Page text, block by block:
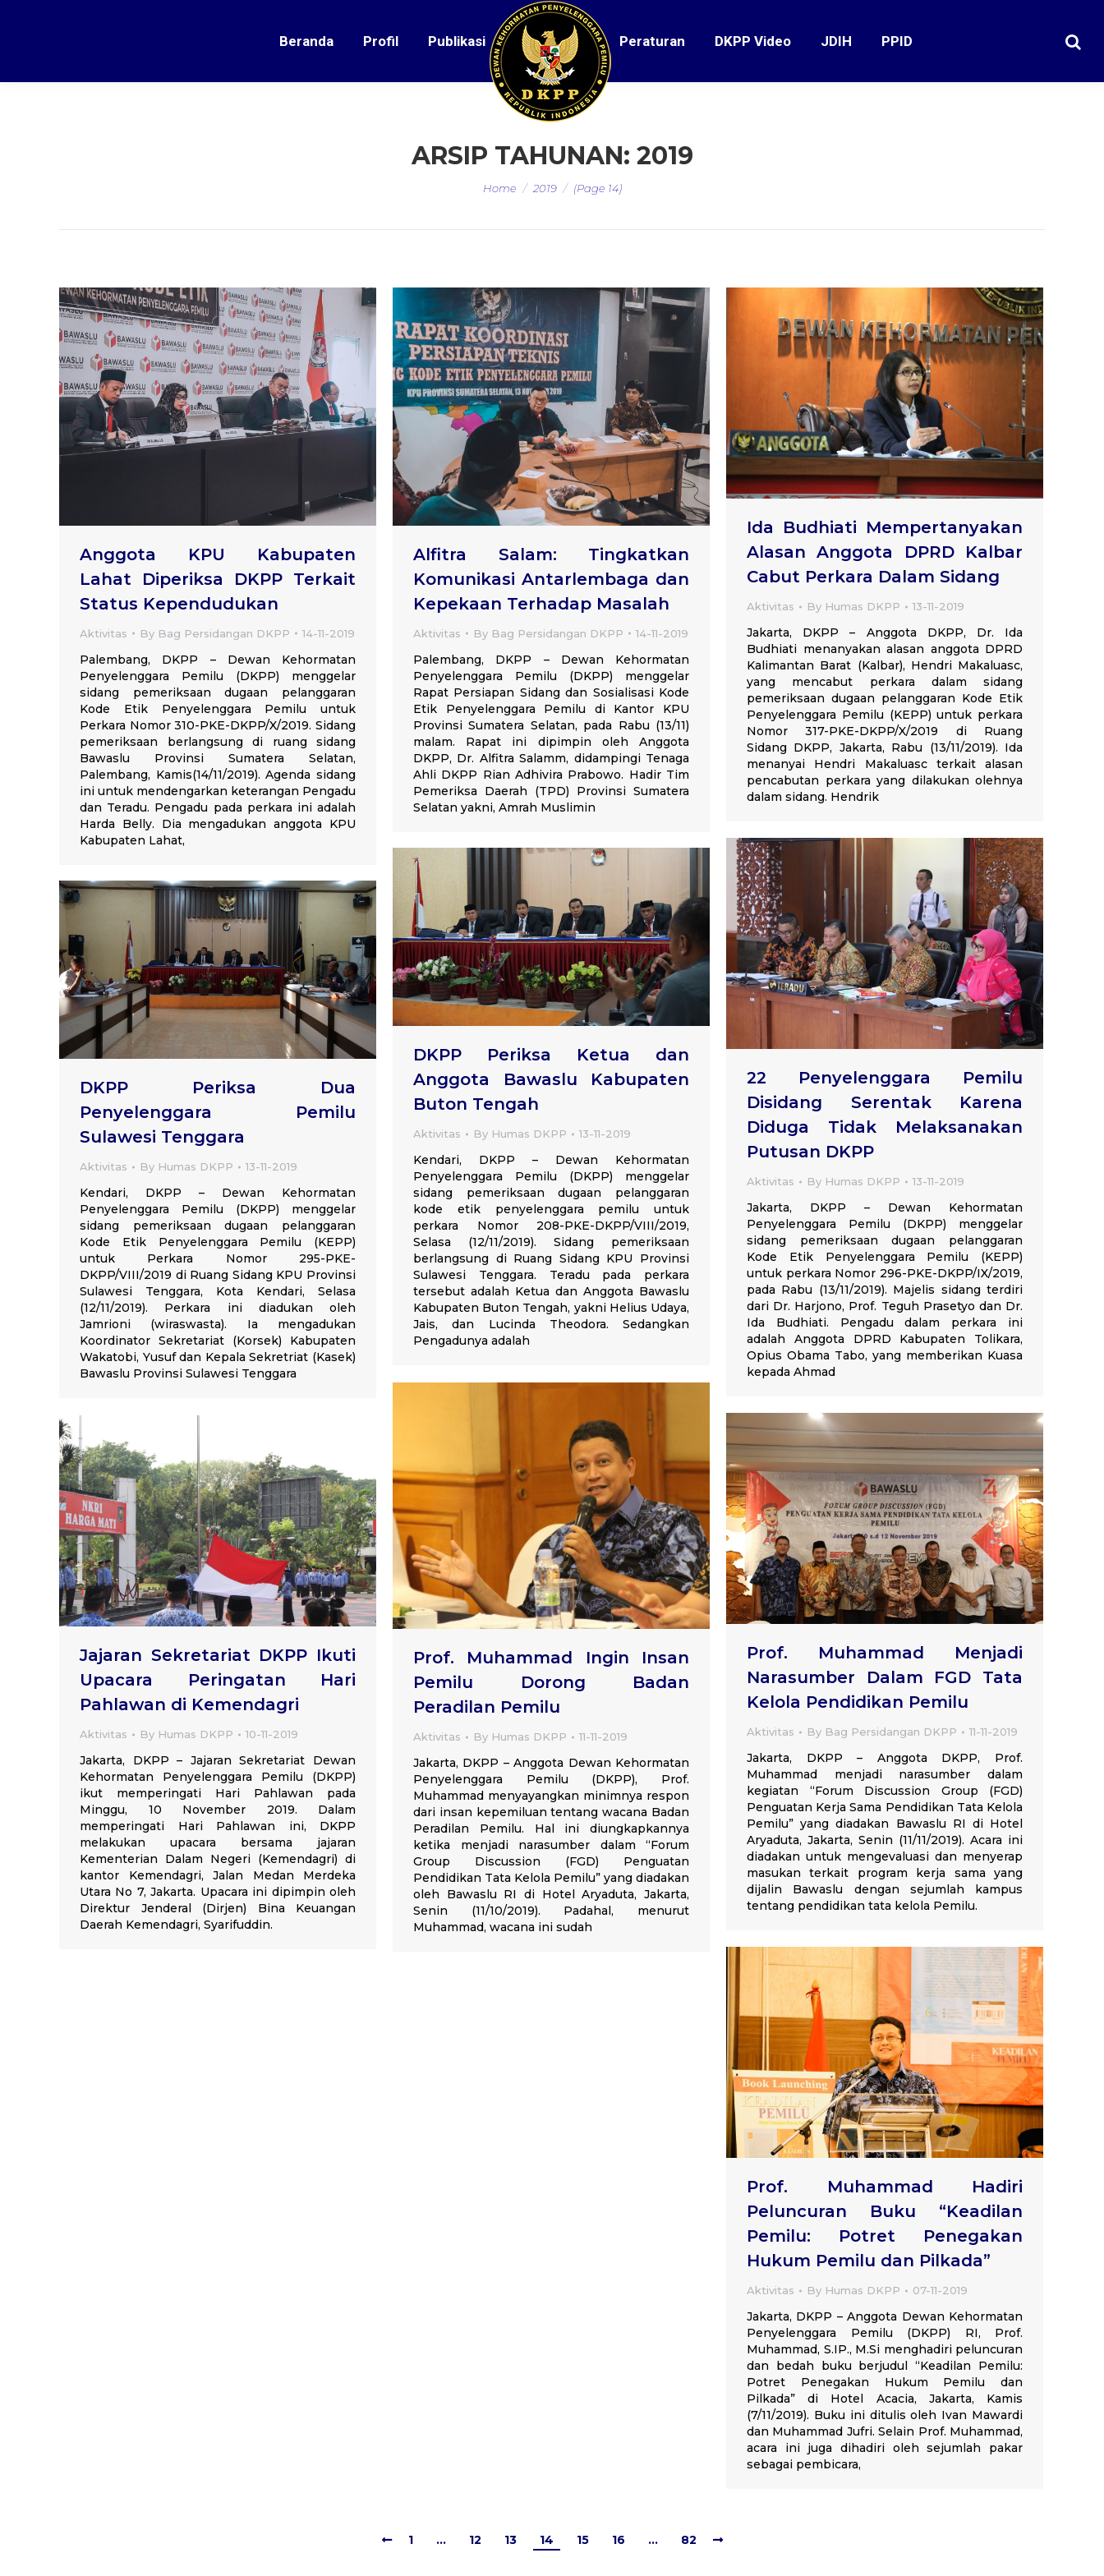
Beranda Profil Publikasi Peraturan DKPP Video JDIH PPID
ARSIP TAHUNAN: 2019
You are here:
Home 2019 (Page 14)
Anggota KPU Kabupaten
Lahat Diperiksa DKPP Terkait
Status Kependudukan
Aktivitas By Bag Persidangan DKPP 14-11-2019
Palembang, DKPP – Dewan Kehormatan
Penyelenggara Pemilu (DKPP) menggelar
sidang pemeriksaan dugaan pelanggaran
Kode Etik Penyelenggara Pemilu untuk
Perkara Nomor 310-PKE-DKPP/X/2019. Sidang
pemeriksaan berlangsung di ruang sidang
Bawaslu Provinsi Sumatera Selatan,
Palembang, Kamis(14/11/2019). Agenda sidang
ini untuk mendengarkan keterangan Pengadu
dan Teradu. Pengadu pada perkara ini adalah
Harda Belly. Dia mengadukan anggota KPU
Kabupaten Lahat,
Alfitra Salam: Tingkatkan
Komunikasi Antarlembaga dan
Kepekaan Terhadap Masalah
Aktivitas By Bag Persidangan DKPP 14-11-2019
Palembang, DKPP – Dewan Kehormatan
Penyelenggara Pemilu (DKPP) menggelar
Rapat Persiapan Sidang dan Sosialisasi Kode
Etik Penyelenggara Pemilu di Kantor KPU
Provinsi Sumatera Selatan, pada Rabu (13/11)
malam. Rapat ini dipimpin oleh Anggota
DKPP, Dr. Alfitra Salamm, didampingi Tenaga
Ahli DKPP Rian Adhivira Prabowo. Hadir Tim
Pemeriksa Daerah (TPD) Provinsi Sumatera
Selatan yakni, Amrah Muslimin
Ida Budhiati Mempertanyakan
Alasan Anggota DPRD Kalbar
Cabut Perkara Dalam Sidang
Aktivitas By Humas DKPP 13-11-2019
Jakarta, DKPP – Anggota DKPP, Dr. Ida
Budhiati menanyakan alasan anggota DPRD
Kalimantan Barat (Kalbar), Hendri Makaluasc,
yang mencabut perkara dalam sidang
pemeriksaan dugaan pelanggaran Kode Etik
Penyelenggara Pemilu (KEPP) untuk perkara
Nomor 317-PKE-DKPP/X/2019 di Ruang
Sidang DKPP, Jakarta, Rabu (13/11/2019). Ida
menanyai Hendri Makaluasc terkait alasan
pencabutan perkara yang dilakukan olehnya
dalam sidang. Hendrik
22 Penyelenggara Pemilu
Disidang Serentak Karena
Diduga Tidak Melaksanakan
Putusan DKPP
Aktivitas By Humas DKPP 13-11-2019
Jakarta, DKPP – Dewan Kehormatan
Penyelenggara Pemilu (DKPP) menggelar
sidang pemeriksaan dugaan pelanggaran
Kode Etik Penyelenggara Pemilu (KEPP)
untuk perkara Nomor 296-PKE-DKPP/IX/2019,
pada Rabu (13/11/2019). Majelis sidang terdiri
dari Dr. Harjono, Prof. Teguh Prasetyo dan Dr.
Ida Budhiati. Pengadu dalam perkara ini
adalah Anggota DPRD Kabupaten Tolikara,
Opius Obama Tabo, yang memberikan Kuasa
kepada Ahmad
DKPP Periksa Ketua dan
Anggota Bawaslu Kabupaten
Buton Tengah
Aktivitas By Humas DKPP 13-11-2019
Kendari, DKPP – Dewan Kehormatan
Penyelenggara Pemilu (DKPP) menggelar
sidang pemeriksaan dugaan pelanggaran
kode etik penyelenggara pemilu untuk
perkara Nomor 208-PKE-DKPP/VIII/2019,
Selasa (12/11/2019). Sidang pemeriksaan
berlangsung di Ruang Sidang KPU Provinsi
Sulawesi Tenggara. Teradu pada perkara
tersebut adalah Ketua dan Anggota Bawaslu
Kabupaten Buton Tengah, yakni Helius Udaya,
Jais, dan Lucinda Theodora. Sedangkan
Pengadunya adalah
DKPP Periksa Dua
Penyelenggara Pemilu
Sulawesi Tenggara
Aktivitas By Humas DKPP 13-11-2019
Kendari, DKPP – Dewan Kehormatan
Penyelenggara Pemilu (DKPP) menggelar
sidang pemeriksaan dugaan pelanggaran
Kode Etik Penyelenggara Pemilu (KEPP)
untuk Perkara Nomor 295-PKE-
DKPP/VIII/2019 di Ruang Sidang KPU Provinsi
Sulawesi Tenggara, Kota Kendari, Selasa
(12/11/2019). Perkara ini diadukan oleh
Jamrioni (wiraswasta). Ia mengadukan
Koordinator Sekretariat (Korsek) Kabupaten
Wakatobi, Yusuf dan Kepala Sekretriat (Kasek)
Bawaslu Provinsi Sulawesi Tenggara
Prof. Muhammad Ingin Insan
Pemilu Dorong Badan
Peradilan Pemilu
Aktivitas By Humas DKPP 11-11-2019
Jakarta, DKPP – Anggota Dewan Kehormatan
Penyelenggara Pemilu (DKPP), Prof.
Muhammad menyayangkan minimnya respon
dari insan kepemiluan tentang wacana Badan
Peradilan Pemilu. Hal ini diungkapkannya
ketika menjadi narasumber dalam “Forum
Group Discussion (FGD) Penguatan
Pendidikan Tata Kelola Pemilu” yang diadakan
oleh Bawaslu RI di Hotel Aryaduta, Jakarta,
Senin (11/10/2019). Padahal, menurut
Muhammad, wacana ini sudah
Prof. Muhammad Menjadi
Narasumber Dalam FGD Tata
Kelola Pendidikan Pemilu
Aktivitas By Bag Persidangan DKPP 11-11-2019
Jakarta, DKPP – Anggota DKPP, Prof.
Muhammad menjadi narasumber dalam
kegiatan “Forum Discussion Group (FGD)
Penguatan Kerja Sama Pendidikan Tata Kelola
Pemilu” yang diadakan Bawaslu RI di Hotel
Aryaduta, Jakarta, Senin (11/11/2019). Acara ini
diadakan untuk mengevaluasi dan menyerap
masukan terkait program kerja sama yang
dijalin Bawaslu dengan sejumlah kampus
tentang pendidikan tata kelola Pemilu.
Jajaran Sekretariat DKPP Ikuti
Upacara Peringatan Hari
Pahlawan di Kemendagri
Aktivitas By Humas DKPP 10-11-2019
Jakarta, DKPP – Jajaran Sekretariat Dewan
Kehormatan Penyelenggara Pemilu (DKPP)
ikut memperingati Hari Pahlawan pada
Minggu, 10 November 2019. Dalam
memperingati Hari Pahlawan ini, DKPP
melakukan upacara bersama jajaran
Kementerian Dalam Negeri (Kemendagri) di
kantor Kemendagri, Jalan Medan Merdeka
Utara No 7, Jakarta. Upacara ini dipimpin oleh
Direktur Jenderal (Dirjen) Bina Keuangan
Daerah Kemendagri, Syarifuddin.
Prof. Muhammad Hadiri
Peluncuran Buku “Keadilan
Pemilu: Potret Penegakan
Hukum Pemilu dan Pilkada”
Aktivitas By Humas DKPP 07-11-2019
Jakarta, DKPP – Anggota Dewan Kehormatan
Penyelenggara Pemilu (DKPP) RI, Prof.
Muhammad, S.IP., M.Si menghadiri peluncuran
dan bedah buku berjudul “Keadilan Pemilu:
Potret Penegakan Hukum Pemilu dan
Pilkada” di Hotel Acacia, Jakarta, Kamis
(7/11/2019). Buku ini ditulis oleh Ivan Mawardi
dan Muhammad Jufri. Selain Prof. Muhammad,
acara ini juga dihadiri oleh sejumlah pakar
sebagai pembicara,
1 … 12 13 14 15 16 … 82